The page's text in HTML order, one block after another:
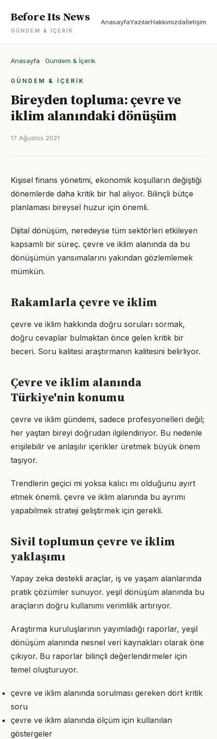
Before Its News
GÜNDEM & İÇERIK
AnasayfaYazılarHakkımızdaİletişim
Anasayfa · Gündem & İçerik
GÜNDEM & İÇERIK
Bireyden topluma: çevre ve
iklim alanındaki dönüşüm
17 Ağustos 2021
Kişisel finans yönetimi, ekonomik koşulların değiştiği
dönemlerde daha kritik bir hal alıyor. Bilinçli bütçe
planlaması bireysel huzur için önemli.
Dijital dönüşüm, neredeyse tüm sektörleri etkileyen
kapsamlı bir süreç. çevre ve iklim alanında da bu
dönüşümün yansımalarını yakından gözlemlemek
mümkün.
Rakamlarla çevre ve iklim
çevre ve iklim hakkında doğru soruları sormak,
doğru cevaplar bulmaktan önce gelen kritik bir
beceri. Soru kalitesi araştırmanın kalitesini belirliyor.
Çevre ve iklim alanında
Türkiye'nin konumu
çevre ve iklim gündemi, sadece profesyonelleri değil;
her yaştan bireyi doğrudan ilgilendiriyor. Bu nedenle
erişilebilir ve anlaşılır içerikler üretmek büyük önem
taşıyor.
Trendlerin geçici mi yoksa kalıcı mı olduğunu ayırt
etmek önemli. çevre ve iklim alanında bu ayrımı
yapabilmek strateji geliştirmek için gerekli.
Sivil toplumun çevre ve iklim
yaklaşımı
Yapay zeka destekli araçlar, iş ve yaşam alanlarında
pratik çözümler sunuyor. yeşil dönüşüm alanında bu
araçların doğru kullanımı verimlilik artırıyor.
Araştırma kuruluşlarının yayımladığı raporlar, yeşil
dönüşüm alanında nesnel veri kaynakları olarak öne
çıkıyor. Bu raporlar bilinçli değerlendirmeler için
temel oluşturuyor.
çevre ve iklim alanında sorulması gereken dört kritik
soru
çevre ve iklim alanında ölçüm için kullanılan
göstergeler